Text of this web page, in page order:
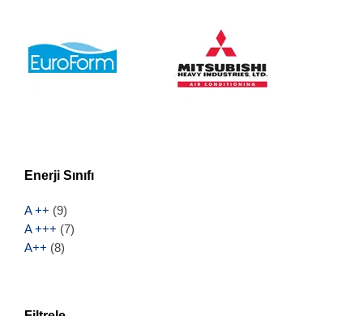
Enerji Sınıfı
A ++ (9)
A +++ (7)
A++ (8)